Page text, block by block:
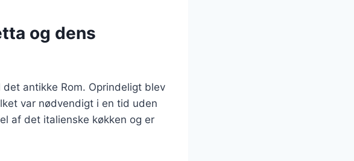
og dens
antikke Rom. Oprindeligt blev
var nødvendigt i en tid uden
af det italienske køkken og er